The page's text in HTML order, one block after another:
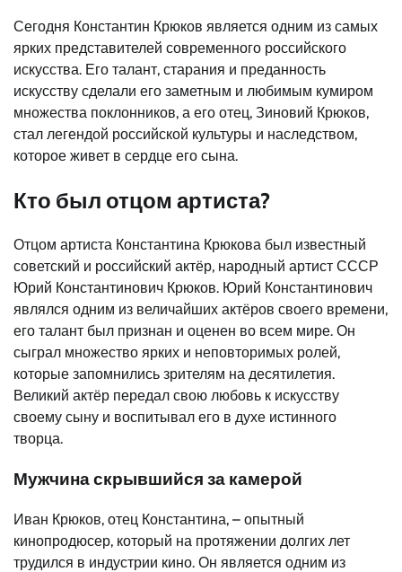
Сегодня Константин Крюков является одним из самых
ярких представителей современного российского
искусства. Его талант, старания и преданность
искусству сделали его заметным и любимым кумиром
множества поклонников, а его отец, Зиновий Крюков,
стал легендой российской культуры и наследством,
которое живет в сердце его сына.
Кто был отцом артиста?
Отцом артиста Константина Крюкова был известный
советский и российский актёр, народный артист СССР
Юрий Константинович Крюков. Юрий Константинович
являлся одним из величайших актёров своего времени,
его талант был признан и оценен во всем мире. Он
сыграл множество ярких и неповторимых ролей,
которые запомнились зрителям на десятилетия.
Великий актёр передал свою любовь к искусству
своему сыну и воспитывал его в духе истинного
творца.
Мужчина скрывшийся за камерой
Иван Крюков, отец Константина, – опытный
кинопродюсер, который на протяжении долгих лет
трудился в индустрии кино. Он является одним из